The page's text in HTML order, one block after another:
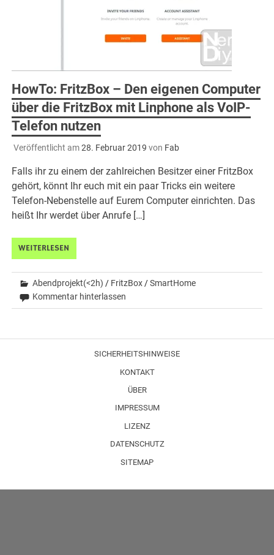
HowTo: FritzBox – Den eigenen Computer
über die FritzBox mit Linphone als VoIP-
Telefon nutzen
Veröffentlicht am28. Februar 2019 von Fab
Falls ihr zu einem der zahlreichen Besitzer einer FritzBox
gehört, könnt Ihr euch mit ein paar Tricks ein weitere
Telefon-Nebenstelle auf Eurem Computer einrichten. Das
heißt Ihr werdet über Anrufe […]
WEITERLESEN
Abendprojekt(<2h) / FritzBox /SmartHome
Kommentar hinterlassen
SICHERHEITSHINWEISE
KONTAKT
ÜBER
IMPRESSUM
LIZENZ
DATENSCHUTZ
SITEMAP